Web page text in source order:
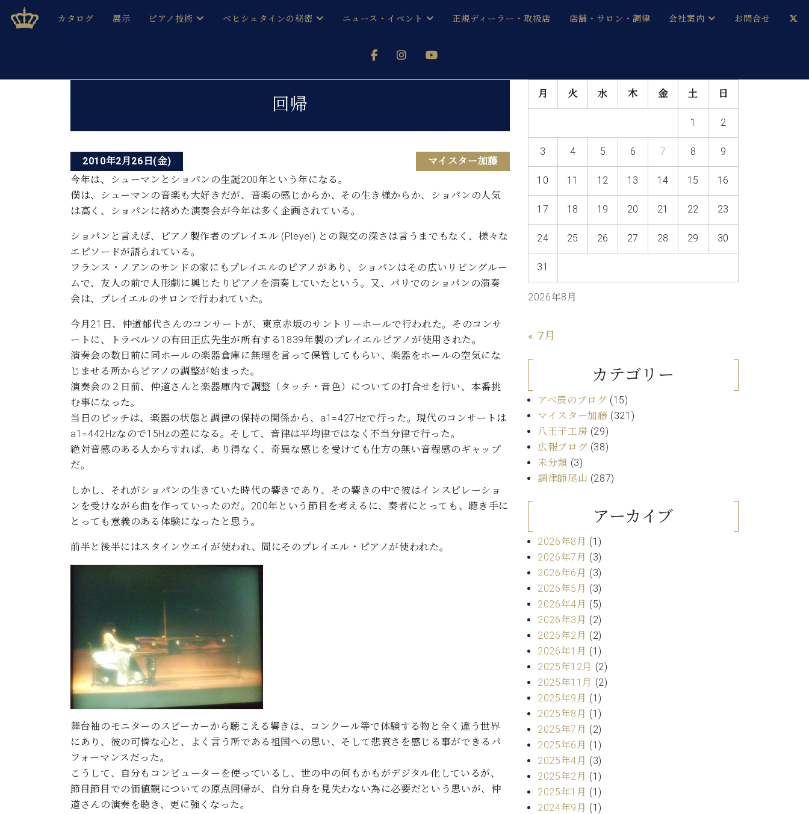
ベヒシュタインジャパン公式サイト
BECHSTEIN JAPAN Official Site
カタログ
C.ベヒシュタイン コンサート/C.ベヒシュタイン レジデンス
C.ベヒシュタイン コンサート
C.ベヒシュタイン コンサート
アップライトピアノ
C.ベヒシュタイン アカデミー
W.ホフマン プロフェッショナル
W.ホフマン トラディション
W.ホフマン ヴィジョン
C.BECHSTEIN Digital(ベヒシュタイン デジタル)
展示 ピアノ技術
み
ピアノ製造番号
ベヒシュタインの秘密
ブランドヒストリー
ベヒシュタインを弾く前に
納入実績 音楽教室
ご愛用者の声
ニュース・イベント
メルマガ会員登録ご案内
(お知らせ・メディア情報)
コンサート
代理店主催イベント
音楽教室
正規ディーラー・取扱店 店舗・サロン・調律
ベヒシュタイン・シューレ音楽教室
ベヒシュタイン・セントラム 東京
ホール・スタジオレンタル
ホール・スタジオ空き状況
動画収録サービス
ピアノのコンシェルジュ
セントラム東京のご案内(PDF)
本社：八王子・技術営業センター
スタッフご挨拶
八王子工房ブログ
お問い合わせ
アーティストカスタマーサービス(調律)
アフターサービス(調律)
お問い合わせ
尾山調律師のブログ Die Musikgasse（音楽の小道）
会社案内
採用情報
ベヒシュタイン・サロン会員
ベヒシュタイン・ジャパンブログ
お問合せ
回帰
2010年2月26日(金)
マイスター加藤
今年は、シューマンとショパンの生誕200年という年になる。
僕は、シューマンの音楽も大好きだが、音楽の感じからか、その生き様からか、ショパンの人気
は高く、ショパンに絡めた演奏会が今年は多く企画されている。
ショパンと言えば、ピアノ製作者のプレイエル (Pleyel) との親交の深さは言うまでもなく、様々な
エピソードが語られている。
フランス・ノアンのサンドの家にもプレイエルのピアノがあり、ショパンはその広いリビングルー
ムで、友人の前で人形劇に興じたりピアノを演奏していたという。又、パリでのショパンの演奏
会は、プレイエルのサロンで行われていた。
今月21日、仲道郁代さんのコンサートが、東京赤坂のサントリーホールで行われた。そのコンサ
ートに、トラベルソの有田正広先生が所有する1839年製のプレイエルピアノが使用された。
演奏会の数日前に同ホールの楽器倉庫に無理を言って保管してもらい、楽器をホールの空気にな
じませる所からピアノの調整が始まった。
演奏会の２日前、仲道さんと楽器庫内で調整（タッチ・音色）についての打合せを行い、本番挑
む事になった。
当日のピッチは、楽器の状態と調律の保持の関係から、a1=427Hzで行った。現代のコンサートは
a1=442Hzなので15Hzの差になる。そして、音律は平均律ではなく不当分律で行った。
絶対音感のある人からすれば、あり得なく、奇異な感じを受けても仕方の無い音程感のギャップ
だ。
しかし、それがショパンの生きていた時代の響きであり、その響きの中で彼はインスピレーショ
ンを受けながら曲を作っていったのだ。200年という節目を考えるに、奏者にとっても、聴き手に
とっても意義のある体験になったと思う。
前半と後半にはスタインウエイが使われ、間にそのプレイエル・ピアノが使われた。
舞台袖のモニターのスピーカーから聴こえる響きは、コンクール等で体験する物と全く違う世界
にあり、彼の可憐な心と、よく言う所である祖国への思い、そして悲哀さを感じる事ができるパ
フォーマンスだった。
こうして、自分もコンピューターを使っているし、世の中の何もかもがデジタル化しているが、
節目節目での価値観についての原点回帰が、自分自身を見失わない為に必要だという思いが、仲
道さんの演奏を聴き、更に強くなった。
ナ
ビ
ゲ
ー
シ
ョ
ン
2026年8月
月 火 水 木 金 土 日
1 2
3 4 5 6 7 8 9
10 11 12 13 14 15 16
17 18 19 20 21 22 23
24 25 26 27 28 29 30
31
« 7月
カテゴリー
アベ辰のブログ (15)
マイスター加藤 (321)
八王子工房 (29)
広報ブログ (38)
未分類 (3)
調律師尾山 (287)
アーカイブ
2026年8月 (1)
2026年7月 (3)
2026年6月 (3)
2026年5月 (3)
2026年4月 (5)
2026年3月 (2)
2026年2月 (2)
2026年1月 (1)
2025年12月 (2)
2025年11月 (2)
2025年9月 (1)
2025年8月 (1)
2025年7月 (2)
2025年6月 (1)
2025年4月 (3)
2025年2月 (1)
2025年1月 (1)
2024年9月 (1)